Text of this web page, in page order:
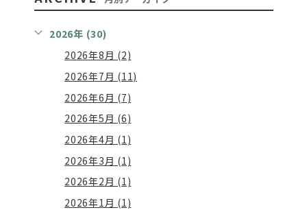
2026年 (30)
2026年8月 (2)
2026年7月 (11)
2026年6月 (7)
2026年5月 (6)
2026年4月 (1)
2026年3月 (1)
2026年2月 (1)
2026年1月 (1)